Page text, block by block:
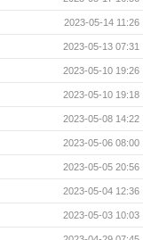
2023-05-14 11:26
2023-05-13 07:31
2023-05-10 19:26
2023-05-10 19:18
2023-05-08 14:22
2023-05-06 08:00
2023-05-05 20:56
2023-05-04 12:36
2023-05-03 10:03